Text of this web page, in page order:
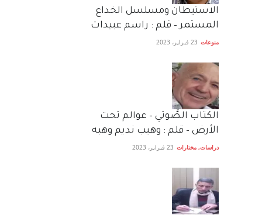
الاستيطان ومسلسل الخداع
المستمر – قلم : راسم عبيدات
منوعات 23 فبراير، 2023
الكتاب الصَّوتي – عوالم تحت
الأرض – قلم : وهيب نديم وهبه
دراسات, مختارات 23 فبراير، 2023